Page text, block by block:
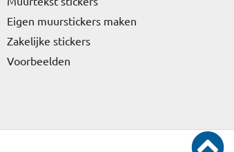
Eigen muurstickers maken
Zakelijke stickers
Voorbeelden